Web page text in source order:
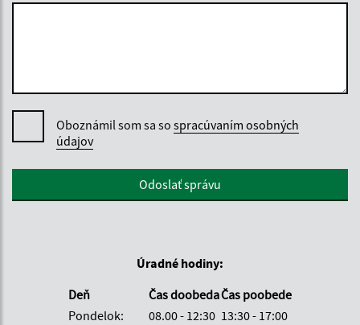
Oboznámil som sa so spracúvaním osobných
údajov
Google reCaptcha ResponseOdoslať správu
Úradné hodiny:
Deň
Čas doobedaČas poobede
Pondelok:
08.00 - 12:30 13:30 - 17:00